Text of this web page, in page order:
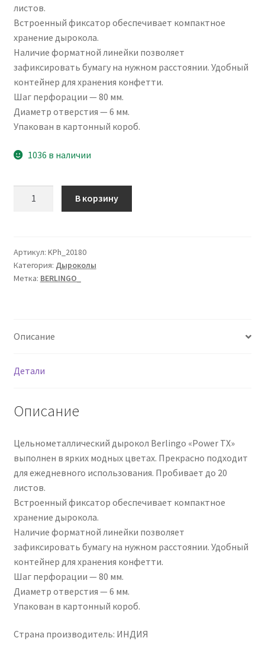
листов.
Встроенный фиксатор обеспечивает компактное
хранение дырокола.
Наличие форматной линейки позволяет
зафиксировать бумагу на нужном расстоянии. Удобный
контейнер для хранения конфетти.
Шаг перфорации — 80 мм.
Диаметр отверстия — 6 мм.
Упакован в картонный короб.
1036 в наличии
"Power
TX"
20л.,
и
зеленый
В корзину
Артикул: KPh_20180
Категория: Дыроколы
Метка: BERLINGO_
Описание
Детали
Описание
Цельнометаллический дырокол Berlingo «Power TX»
выполнен в ярких модных цветах. Прекрасно подходит
для ежедневного использования. Пробивает до 20
листов.
Встроенный фиксатор обеспечивает компактное
хранение дырокола.
Наличие форматной линейки позволяет
зафиксировать бумагу на нужном расстоянии. Удобный
контейнер для хранения конфетти.
Шаг перфорации — 80 мм.
Диаметр отверстия — 6 мм.
Упакован в картонный короб.
Страна производитель: ИНДИЯ